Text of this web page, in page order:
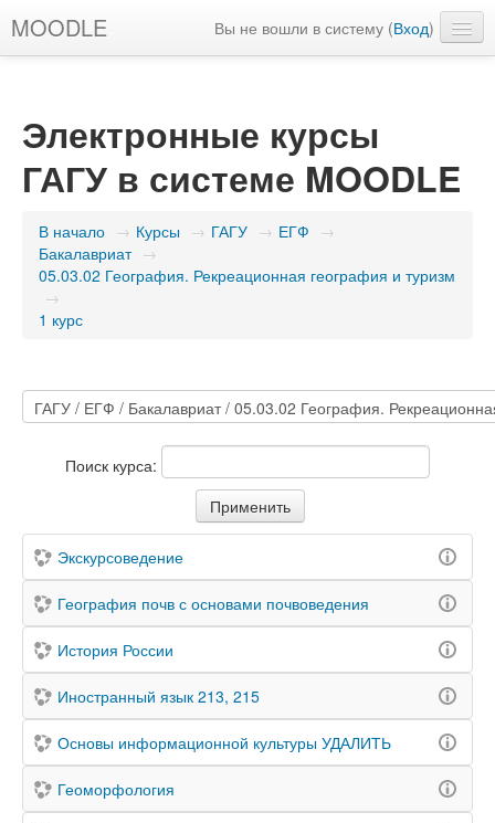
MOODLE Вы не вошли в систему (Вход)
Электронные курсы
ГАГУ в системе MOODLE
В начало → Курсы → ГАГУ → ЕГФ →
Бакалавриат →
05.03.02 География. Рекреационная география и туризм
→
1 курс
Поиск курса:
Экскурсоведение
География почв с основами почвоведения
История России
Иностранный язык 213, 215
Основы информационной культуры УДАЛИТЬ
Геоморфология